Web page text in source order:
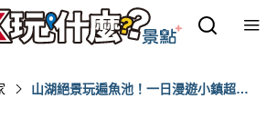
山湖絕景玩遍魚池！一日漫遊小鎮超有